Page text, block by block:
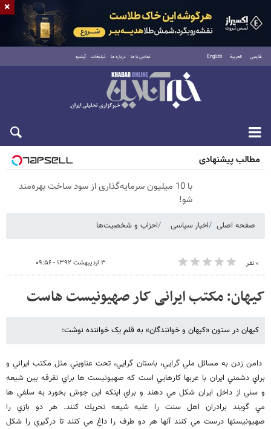
فارسی العربية English تماس با ما درباره ما تبلیغات آرشیو
شنبه ۱۷ مرداد ۱۴۰۵
مطالب پیشنهادی
با 10 میلیون سرمایه‌گذاری از سود ساخت بهره‌مند
شو!
صفحه اصلی اخبار سیاسی احزاب و شخصیت‌ها
۰ نفر ۳ اردیبهشت ۱۳۹۲ - ۰۹:۵۶
کیهان: مکتب ایرانی کار صهیونیست هاست‎
کیهان در ستون «کیهان و خوانندگان» به قلم یک خواننده نوشت:
دامن زدن به مسائل ملي گرايي، باستان گرايي، تحت عناويني مثل مكتب ايراني و
براي دشمني ايران با عربها كارهايي است كه صهيونيست ها براي تفرقه بين شيعه
و سني از داخل ايران شكل مي دهند و براي اينكه اين جوش بخورد به سلفي ها
مي گويند برادران اهل سنت را عليه شيعه تحريك كنند. هر دو بازي را
صهيونيستها درست مي كنند آنها هر دو طرف را داغ مي كنند تا درگيري را شكل
×